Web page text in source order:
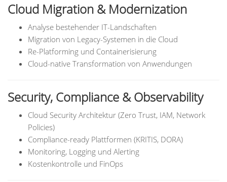
Cloud Migration & Modernization
Analyse bestehender IT-Landschaften
Migration von Legacy-Systemen in die Cloud
Re-Platforming und Containerisierung
Cloud-native Transformation von Anwendungen
Security, Compliance & Observability
Cloud Security Architektur (Zero Trust, IAM, Network
Policies)
Compliance-ready Plattformen (KRITIS, DORA)
Monitoring, Logging und Alerting
Kostenkontrolle und FinOps